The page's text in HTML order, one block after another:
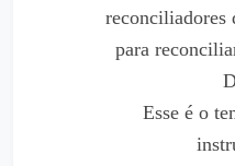
reconciliadores
para
Esse é o